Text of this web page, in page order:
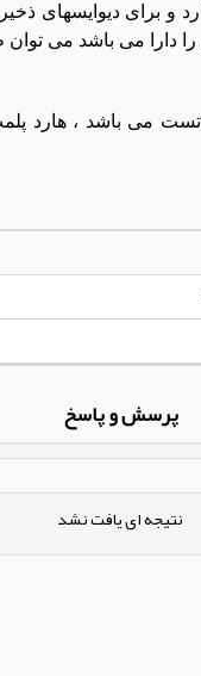
دارا می باشد می توان
تست می باشد ،
پرسش و پاسخ
نتیجه ای یافت نشد